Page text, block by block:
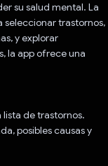
su salud mental. La
trastornos,
y explorar
la app ofrece una
lista de trastornos.
posibles causas y